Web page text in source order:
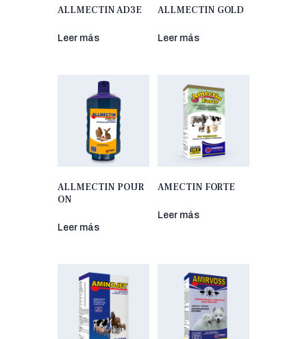
ALLMECTIN AD3E
Leer más
ALLMECTIN GOLD
Leer más
ALLMECTIN POUR
ON
Leer más
AMECTIN FORTE
Leer más